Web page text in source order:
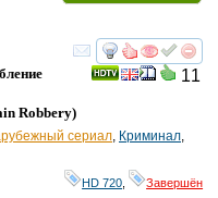
смотреть
11
Robbery)
сериал Криминал
HD 720 Завершён